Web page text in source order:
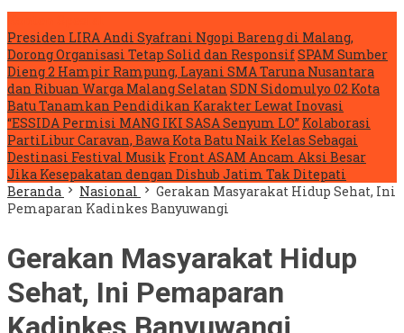
Presiden LIRA Andi Syafrani Ngopi Bareng di Malang,
Dorong Organisasi Tetap Solid dan ResponsifSPAM Sumber
Dieng 2 Hampir Rampung, Layani SMA Taruna Nusantara
dan Ribuan Warga Malang Selatan SDN Sidomulyo 02 Kota
Batu Tanamkan Pendidikan Karakter Lewat Inovasi
“ESSIDA Permisi MANG IKI SASA Senyum LO” Kolaborasi
PartiLibur Caravan, Bawa Kota Batu Naik Kelas Sebagai
Destinasi Festival Musik Front ASAM Ancam Aksi Besar
Jika Kesepakatan dengan Dishub Jatim Tak Ditepati
Beranda
Nasional
Gerakan Masyarakat Hidup Sehat, Ini
Pemaparan Kadinkes Banyuwangi
Gerakan Masyarakat Hidup
Sehat, Ini Pemaparan